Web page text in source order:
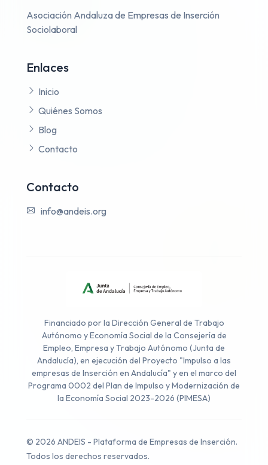
Asociación Andaluza de Empresas de Inserción
Sociolaboral
Enlaces
Inicio
Quiénes Somos
Blog
Contacto
Contacto
info@andeis.org
Financiado por la Dirección General de Trabajo
Autónomo y Economía Social de la Consejería de
Empleo, Empresa y Trabajo Autónomo (Junta de
Andalucía), en ejecución del Proyecto "Impulso a las
empresas de Inserción en Andalucía" y en el marco del
Programa 0002 del Plan de Impulso y Modernización de
la Economía Social 2023-2026 (PIMESA)
© 2026 ANDEIS - Plataforma de Empresas de Inserción.
Todos los derechos reservados.